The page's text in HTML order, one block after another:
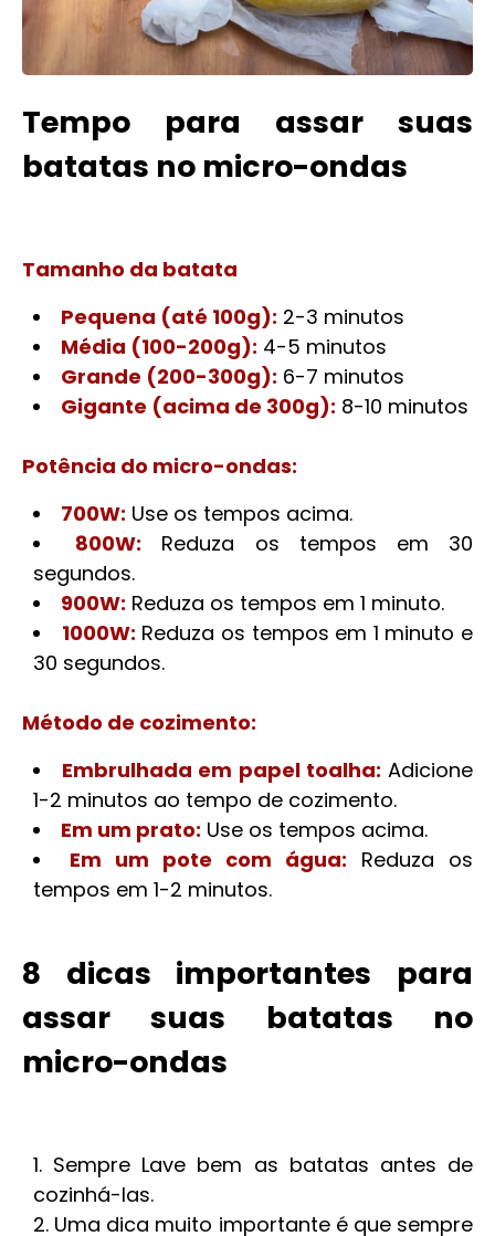
Tempo para assar suas
batatas no micro-ondas
Tamanho da batata
Pequena (até 100g): 2-3 minutos
Média (100-200g): 4-5 minutos
Grande (200-300g): 6-7 minutos
Gigante (acima de 300g): 8-10 minutos
Potência do micro-ondas:
700W: Use os tempos acima.
800W: Reduza os tempos em 30
segundos.
900W: Reduza os tempos em 1 minuto.
1000W: Reduza os tempos em 1 minuto e
30 segundos.
Método de cozimento:
Embrulhada em papel toalha: Adicione
1-2 minutos ao tempo de cozimento.
Em um prato: Use os tempos acima.
Em um pote com água: Reduza os
tempos em 1-2 minutos.
8 dicas importantes para
assar suas batatas no
micro-ondas
Sempre Lave bem as batatas antes de
cozinhá-las.
Uma dica muito importante é que sempre